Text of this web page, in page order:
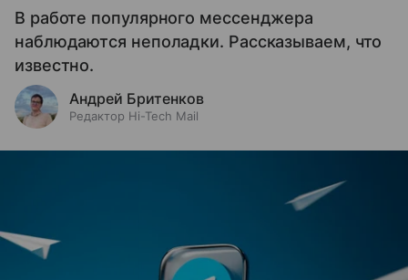
В работе популярного мессенджера
наблюдаются неполадки. Рассказываем, что
известно.
Андрей Бритенков
Редактор Hi-Tech Mail